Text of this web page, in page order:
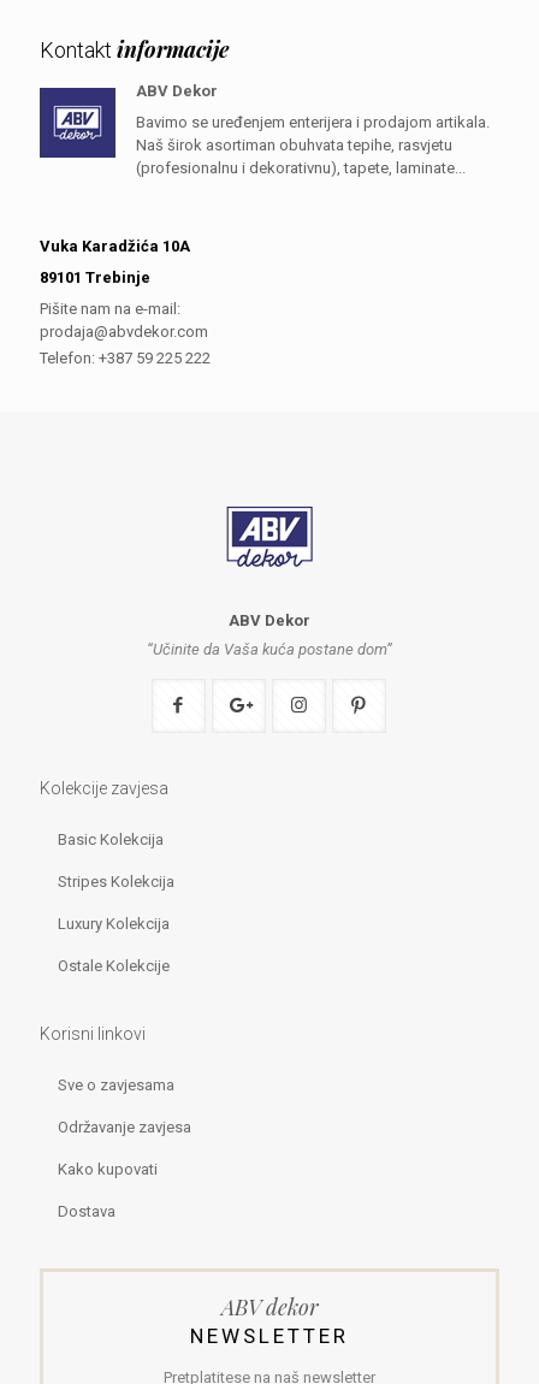
Kontakt informacije
ABV Dekor
Bavimo se uređenjem enterijera i prodajom artikala.
Naš širok asortiman obuhvata tepihe, rasvjetu
(profesionalnu i dekorativnu), tapete, laminate...
Vuka Karadžića 10A
89101 Trebinje
Pišite nam na e-mail:
prodaja@abvdekor.com
Telefon: +387 59 225 222
ABV Dekor
“Učinite da Vaša kuća postane dom”
Kolekcije zavjesa
Basic Kolekcija
Stripes Kolekcija
Luxury Kolekcija
Ostale Kolekcije
Korisni linkovi
Sve o zavjesama
Održavanje zavjesa
Kako kupovati
Dostava
ABV dekor
NEWSLETTER
Pretplatitese na naš newsletter